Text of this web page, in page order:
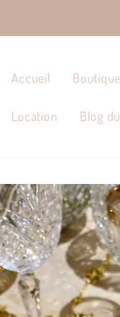
Accueil Boutique
Location Blog